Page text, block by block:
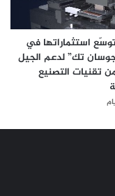
استثماراتها في
تك” لدعم الجيل
تقنيات التصنيع